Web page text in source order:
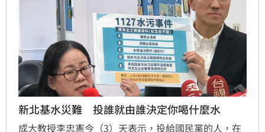
新北基水災難 投誰就由誰決定你喝什麼水
成大教授李忠憲今（3）天表示，投給國民黨的人，在